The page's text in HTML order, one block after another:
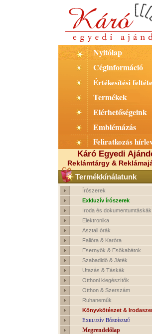
Nyitólap
Céginformáció
Értékesítési
Termékek
Elérhetőségeink
Emblémázás
Feliratkozás
Káró Egyedi
Reklámtárgy &
Termékkínálatunk
Írószerek
Exkluzív írószerek
Iroda és dokumentumtáskák
Elektronika
Asztali órák
Falióra & Karóra
Esernyők & Esőkabátok
Szabadidő & Játék
Utazás & Táskák
Otthoni kiegészítők
Otthon & Szerszám
Ruhaneműk
Könyvkötészet &
Exkluzív Bőrdíszmű
Megrendelőlap